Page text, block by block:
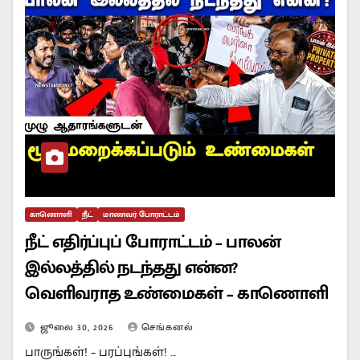
காணொளி நீட் மாணவர் போராட்டம்
நீட் எதிர்ப்புப் போராட்டம் – பாலன்
இல்லத்தில் நடந்தது என்ன?
வெளிவராத உண்மைகள் – காணொளி
ஜூலை 30, 2026 செங்கனல்
பாருங்கள்! – பரப்புங்கள்! …